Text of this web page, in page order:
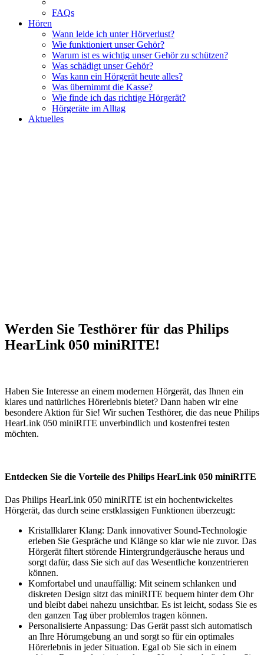
FAQs
Hören
Wann leide ich unter Hörverlust?
Wie funktioniert unser Gehör?
Warum ist es wichtig unser Gehör zu schützen?
Was schädigt unser Gehör?
Was kann ein Hörgerät heute alles?
Was übernimmt die Kasse?
Wie finde ich das richtige Hörgerät?
Hörgeräte im Alltag
Aktuelles
Werden Sie Testhörer für das Philips
HearLink 050 miniRITE!
Haben Sie Interesse an einem modernen Hörgerät, das Ihnen ein
klares und natürliches Hörerlebnis bietet? Dann haben wir eine
besondere Aktion für Sie! Wir suchen Testhörer, die das neue Philips
HearLink 050 miniRITE unverbindlich und kostenfrei testen
möchten.
Entdecken Sie die Vorteile des Philips HearLink 050 miniRITE
Das Philips HearLink 050 miniRITE ist ein hochentwickeltes
Hörgerät, das durch seine erstklassigen Funktionen überzeugt:
Kristallklarer Klang: Dank innovativer Sound-Technologie
erleben Sie Gespräche und Klänge so klar wie nie zuvor. Das
Hörgerät filtert störende Hintergrundgeräusche heraus und
sorgt dafür, dass Sie sich auf das Wesentliche konzentrieren
können.
Komfortabel und unauffällig: Mit seinem schlanken und
diskreten Design sitzt das miniRITE bequem hinter dem Ohr
und bleibt dabei nahezu unsichtbar. Es ist leicht, sodass Sie es
den ganzen Tag über problemlos tragen können.
Personalisierte Anpassung: Das Gerät passt sich automatisch
an Ihre Hörumgebung an und sorgt so für ein optimales
Hörerlebnis in jeder Situation. Egal ob Sie sich in einem